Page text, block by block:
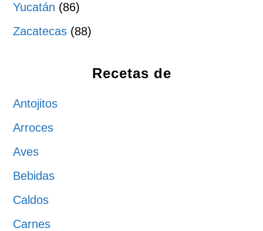
Yucatán (86)
Zacatecas (88)
Recetas de
Antojitos
Arroces
Aves
Bebidas
Caldos
Carnes